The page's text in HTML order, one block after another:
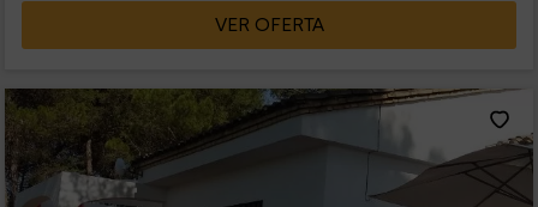
VER OFERTA